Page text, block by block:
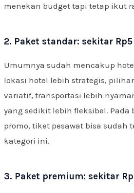
menekan budget tapi tetap ikut
2. Paket standar: sekitar
Umumnya sudah mencakup
lokasi hotel lebih strategis,
variatif, transportasi lebih
yang sedikit lebih fleksibel. Pada
promo, tiket pesawat bisa sudah
kategori ini.
3. Paket premium: sekitar